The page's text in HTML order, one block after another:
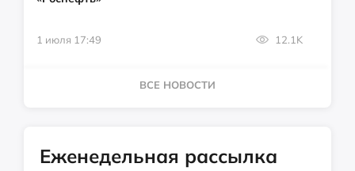
1 июля 17:49 12.1K
ВСЕ НОВОСТИ
Еженедельная рассылка